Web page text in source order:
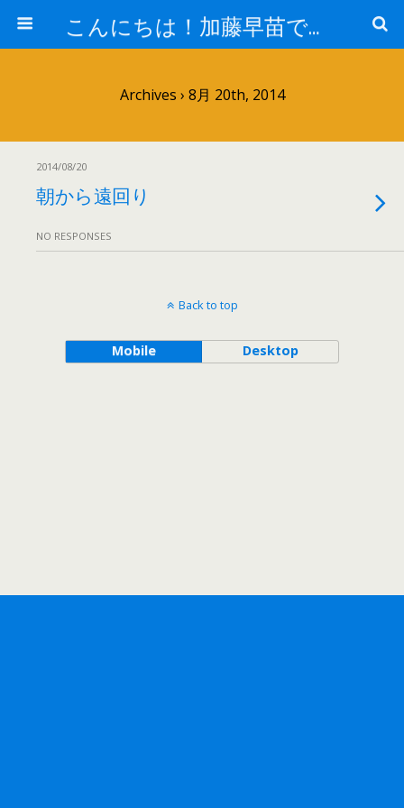
こんにちは！加藤早苗です。
Archives › 8月 20th, 2014
2014/08/20
朝から遠回り
NO RESPONSES
Back to top
Mobile Desktop